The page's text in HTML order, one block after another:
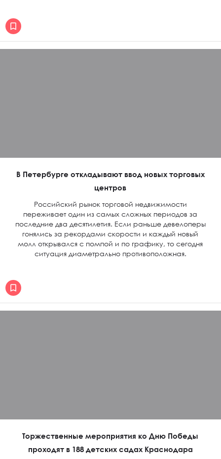
В Петербурге откладывают ввод новых торговых
центров
Российский рынок торговой недвижимости
переживает один из самых сложных периодов за
последние два десятилетия. Если раньше девелоперы
гонялись за рекордами скорости и каждый новый
молл открывался с помпой и по графику, то сегодня
ситуация диаметрально противоположная.
Торжественные мероприятия ко Дню Победы
проходят в 188 детских садах Краснодара